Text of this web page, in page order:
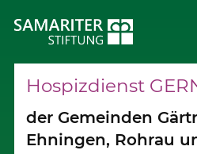
Hospizdienst
der Gemeinden
Ehningen, Rohrau